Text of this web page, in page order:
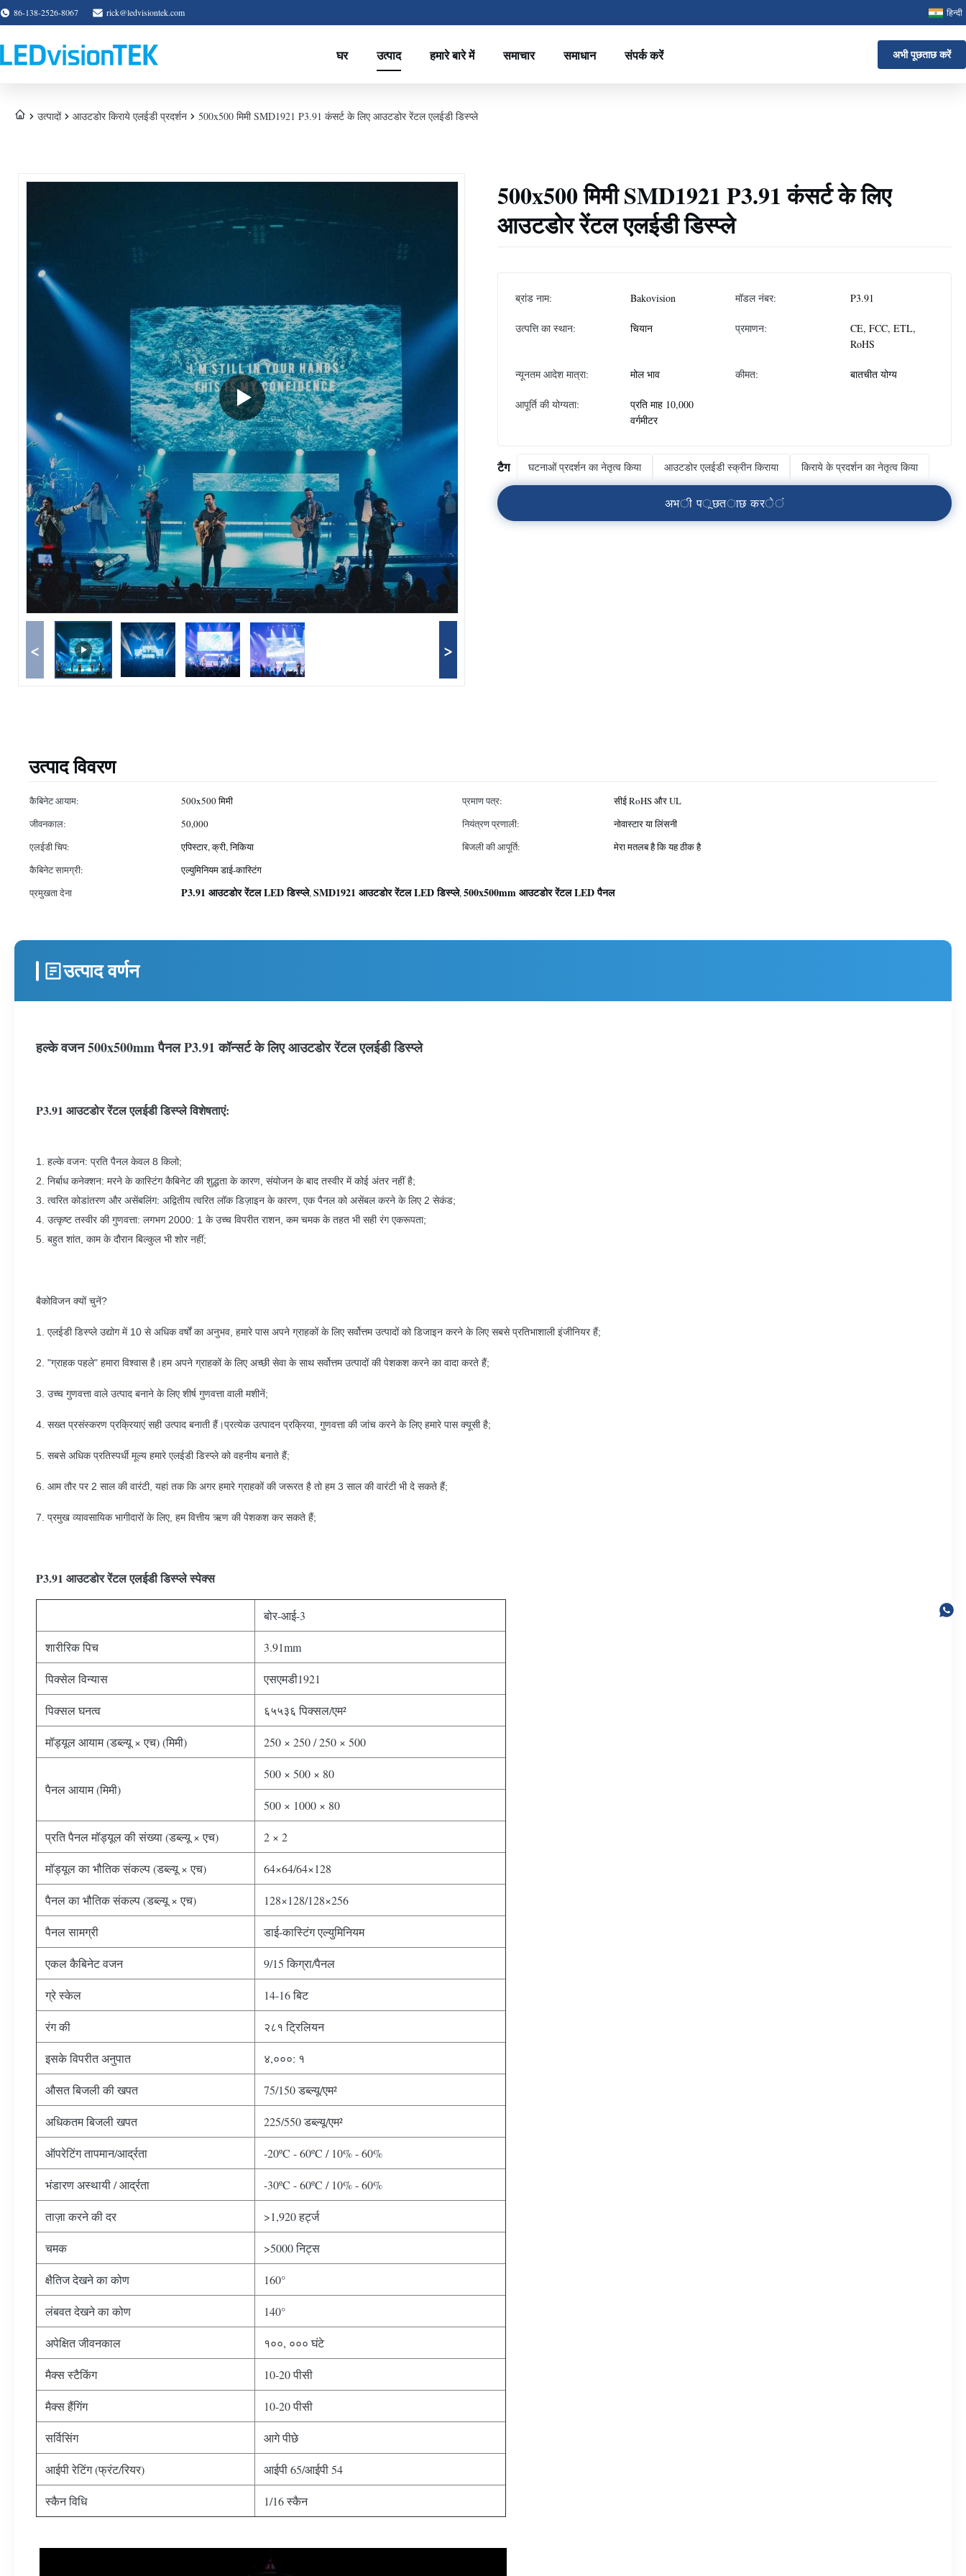
86-138-2526-8067 rick@ledvisiontek.com हिन्दी
घर उत्पाद हमारे बारे में समाचार समाधान संपर्क करें अभी पूछताछ करें
उत्पादों आउटडोर किराये एलईडी प्रदर्शन 500x500 मिमी SMD1921 P3.91 कंसर्ट के लिए आउटडोर रेंटल एलईडी डिस्प्ले
< >
500x500 मिमी SMD1921 P3.91 कंसर्ट के लिए
आउटडोर रेंटल एलईडी डिस्प्ले
ब्रांड नाम: Bakovision मॉडल नंबर: P3.91
उत्पत्ति का स्थान: चियान प्रमाणन:
CE, FCC, ETL,
RoHS
न्यूनतम आदेश मात्रा: मोल भाव कीमत: बातचीत योग्य
आपूर्ति की योग्यता:
प्रति माह 10,000
वर्गमीटर
टैग घटनाओं प्रदर्शन का नेतृत्व किया आउटडोर एलईडी स्क्रीन किराया किराये के प्रदर्शन का नेतृत्व किया
अभी पूछताछ करें
उत्पाद विवरण
कैबिनेट आयाम: 500x500 मिमी प्रमाण पत्र:
सीई RoHS और UL
जीवनकाल:
50,000 नियंत्रण प्रणाली:
नोवास्टार या लिंसनी
एलईडी चिप:
एपिस्टार, क्री, निकिया बिजली की आपूर्ति:
मेरा मतलब है कि यह ठीक है
कैबिनेट सामग्री:
एल्युमिनियम डाई-कास्टिंग
प्रमुखता देना
P3.91 आउटडोर रेंटल LED डिस्प्ले,SMD1921 आउटडोर रेंटल LED डिस्प्ले,500x500mm आउटडोर रेंटल LED पैनल
उत्पाद वर्णन
हल्के वजन 500x500mm पैनल P3.91 कॉन्सर्ट के लिए आउटडोर रेंटल एलईडी डिस्प्ले
P3.91 आउटडोर रेंटल एलईडी डिस्प्ले विशेषताएं:
1. हल्के वजन: प्रति पैनल केवल 8 किलो;
2. निर्बाध कनेक्शन: मरने के कास्टिंग कैबिनेट की शुद्धता के कारण, संयोजन के बाद तस्वीर में कोई अंतर नहीं है;
3. त्वरित कोडांतरण और असेंबलिंग: अद्वितीय त्वरित लॉक डिज़ाइन के कारण, एक पैनल को असेंबल करने के लिए 2 सेकंड;
4. उत्कृष्ट तस्वीर की गुणवत्ता: लगभग 2000: 1 के उच्च विपरीत राशन, कम चमक के तहत भी सही रंग एकरूपता;
5. बहुत शांत, काम के दौरान बिल्कुल भी शोर नहीं;
बैकोविजन क्यों चुनें?
1. एलईडी डिस्प्ले उद्योग में 10 से अधिक वर्षों का अनुभव, हमारे पास अपने ग्राहकों के लिए सर्वोत्तम उत्पादों को डिजाइन करने के लिए सबसे प्रतिभाशाली इंजीनियर हैं;
2. "ग्राहक पहले" हमारा विश्वास है।हम अपने ग्राहकों के लिए अच्छी सेवा के साथ सर्वोत्तम उत्पादों की पेशकश करने का वादा करते हैं;
3. उच्च गुणवत्ता वाले उत्पाद बनाने के लिए शीर्ष गुणवत्ता वाली मशीनें;
4. सख्त प्रसंस्करण प्रक्रियाएं सही उत्पाद बनाती हैं।प्रत्येक उत्पादन प्रक्रिया, गुणवत्ता की जांच करने के लिए हमारे पास क्यूसी है;
5. सबसे अधिक प्रतिस्पर्धी मूल्य हमारे एलईडी डिस्प्ले को वहनीय बनाते हैं;
6. आम तौर पर 2 साल की वारंटी, यहां तक ​​कि अगर हमारे ग्राहकों की जरूरत है तो हम 3 साल की वारंटी भी दे सकते हैं;
7. प्रमुख व्यावसायिक भागीदारों के लिए, हम वित्तीय ऋण की पेशकश कर सकते हैं;
P3.91 आउटडोर रेंटल एलईडी डिस्प्ले स्पेक्स
बोर-आई-3
शारीरिक पिच 3.91mm
पिक्सेल विन्यास एसएमडी1921
पिक्सल घनत्व ६५५३६ पिक्सल/एम²
मॉड्यूल आयाम (डब्ल्यू × एच) (मिमी) 250 × 250 / 250 × 500
पैनल आयाम (मिमी)
500 × 500 × 80
500 × 1000 × 80
प्रति पैनल मॉड्यूल की संख्या (डब्ल्यू × एच) 2 × 2
मॉड्यूल का भौतिक संकल्प (डब्ल्यू × एच) 64×64/64×128
पैनल का भौतिक संकल्प (डब्ल्यू × एच) 128×128/128×256
पैनल सामग्री डाई-कास्टिंग एल्युमिनियम
एकल कैबिनेट वजन 9/15 किग्रा/पैनल
ग्रे स्केल 14-16 बिट
रंग की २८१ ट्रिलियन
इसके विपरीत अनुपात ४,०००: १
औसत बिजली की खपत 75/150 डब्ल्यू/एम²
अधिकतम बिजली खपत 225/550 डब्ल्यू/एम²
ऑपरेटिंग तापमान/आर्द्रता -20ºC - 60ºC / 10% - 60%
भंडारण अस्थायी / आर्द्रता -30ºC - 60ºC / 10% - 60%
ताज़ा करने की दर >1,920 हर्ट्ज
चमक >5000 निट्स
क्षैतिज देखने का कोण 160°
लंबवत देखने का कोण 140°
अपेक्षित जीवनकाल १००, ००० घंटे
मैक्स स्टैकिंग 10-20 पीसी
मैक्स हैंगिंग 10-20 पीसी
सर्विसिंग आगे पीछे
आईपी ​​रेटिंग (फ्रंट/रियर) आईपी ​​65/आईपी 54
स्कैन विधि 1/16 स्कैन